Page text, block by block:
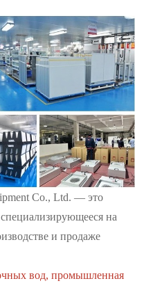
Co., Ltd. — это
на
и продаже
вод, промышленная